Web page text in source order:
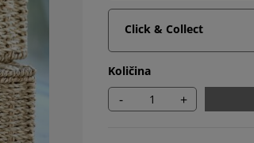
Click & Collect
Količina
- +
33.33333333333333%